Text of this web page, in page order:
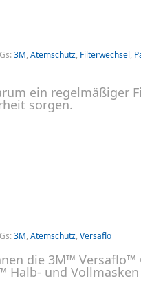
3M, Atemschutz, Filterwechsel,
ein regelmäßiger
sorgen.
3M, Atemschutz, Versaflo
die 3M™ Versaflo™
Halb- und